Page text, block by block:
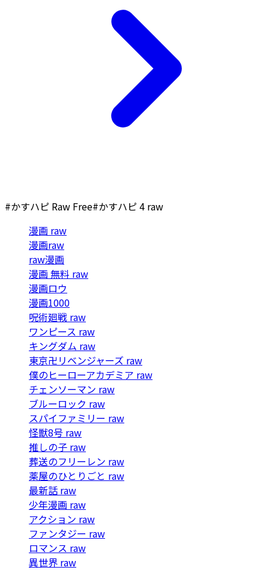
#かすハピ Raw Free#かすハピ 4 raw
漫画 raw
漫画raw
raw漫画
漫画 無料 raw
漫画ロウ
漫画1000
呪術廻戦 raw
ワンピース raw
キングダム raw
東京卍リベンジャーズ raw
僕のヒーローアカデミア raw
チェンソーマン raw
ブルーロック raw
スパイファミリー raw
怪獣8号 raw
推しの子 raw
葬送のフリーレン raw
薬屋のひとりごと raw
最新話 raw
少年漫画 raw
アクション raw
ファンタジー raw
ロマンス raw
異世界 raw